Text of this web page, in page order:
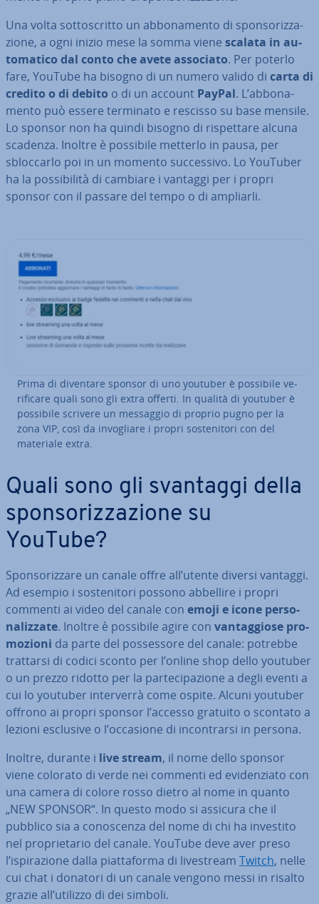
Una volta sot­to­scrit­to un ab­bo­na­men­to di spon­so­riz­za­
zio­ne, a ogni inizio mese la somma viene scalata in au­
to­ma­ti­co dal conto che avete associato. Per poterlo
fare, YouTube ha bisogno di un numero valido di carta di
credito o di debito o di un account PayPal. L’ab­bo­na­
men­to può essere terminato e rescisso su base mensile.
Lo sponsor non ha quindi bisogno di ri­spet­ta­re alcuna
scadenza. Inoltre è possibile metterlo in pausa, per
sbloc­car­lo poi in un momento suc­ces­si­vo. Lo YouTuber
ha la pos­si­bi­li­tà di cambiare i vantaggi per i propri
sponsor con il passare del tempo o di ampliarli.
Prima di diventare sponsor di uno youtuber è possibile ve­
ri­fi­ca­re quali sono gli extra offerti. In qualità di youtuber è
possibile scrivere un messaggio di proprio pugno per la
zona VIP, così da in­vo­glia­re i propri so­ste­ni­to­ri con del
materiale extra.
Quali sono gli svantaggi della
spon­so­riz­za­zio­ne su
YouTube?
Spon­so­riz­za­re un canale offre all’utente diversi vantaggi.
Ad esempio i so­ste­ni­to­ri possono abbellire i propri
commenti ai video del canale con emoji e icone per­so­
na­liz­za­te. Inoltre è possibile agire con van­tag­gio­se pro­
mo­zio­ni da parte del pos­ses­so­re del canale: potrebbe
trattarsi di codici sconto per l’online shop dello youtuber
o un prezzo ridotto per la par­te­ci­pa­zio­ne a degli eventi a
cui lo youtuber in­ter­ver­rà come ospite. Alcuni youtuber
offrono ai propri sponsor l’accesso gratuito o scontato a
lezioni esclusive o l’occasione di in­con­trar­si in persona.
Inoltre, durante i live stream, il nome dello sponsor
viene colorato di verde nei commenti ed evi­den­zia­to con
una camera di colore rosso dietro al nome in quanto
„NEW SPONSOR“. In questo modo si assicura che il
pubblico sia a co­no­scen­za del nome di chi ha investito
nel pro­prie­ta­rio del canale. YouTube deve aver preso
l’ispi­ra­zio­ne dalla piat­ta­for­ma di li­ve­stream Twitch, nelle
cui chat i donatori di un canale vengono messi in risalto
grazie all’utilizzo di dei simboli.